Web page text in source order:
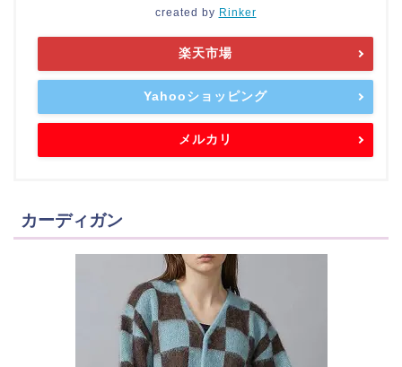
created by Rinker
楽天市場
Yahooショッピング
メルカリ
カーディガン